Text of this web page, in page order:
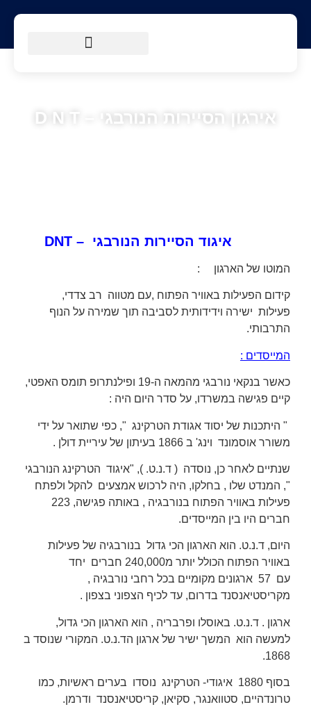
אירגון הסיירות הנורבגי – D N T
איגוד הסיירות הנורבגי – DNT
המוטו של הארגון :
קידום הפעילות באוויר הפתוח ,עם מטווה רב צדדי,
פעילות ישירה וידידותית לסביבה תוך שמירה על הנוף
התרבותי.
המייסדים :
כאשר בנקאי נורבגי מהמאה ה-19 ופילנתרופ תומס האפטי,
קיים פגישה במשרדו, על סדר היום היה :
" היתכנות של יסוד אגודת הטרקינג ", כפי שתואר על ידי
משורר אוסמונד וינג' ב 1866 בעיתון של עיריית דולן .
שנתיים לאחר כן, נוסדה ( ד.נ.ט. ), "איגוד הטרקינג הנורבגי
", המנדט שלו , בחלקו, היה לרכוש אמצעים להקל ולפתח
פעילות באוויר הפתוח בנורבגיה , באותה פגישה, 223
חברים היו בין המייסדים.
היום, ד.נ.ט. הוא הארגון הכי גדול בנורבגיה של פעילות
באוויר הפתוח הכולל יותר מ240,000 חברים יחד
עם 57 ארגונים מקומיים בכל רחבי נורבגיה ,
מקריסטיאנסנד בדרום, עד לכיף הצפוני בצפון .
ארגון . ד.נ.ט. באוסלו ופרבריה , הוא הארגון הכי גדול,
למעשה הוא המשך ישיר של ארגון הד.נ.ט. המקורי שנוסד ב
1868.
בסוף 1880 איגודי- הטרקינג נוסדו בערים ראשיות, כמו
טרונדהיים, סטוואנגר, סקיאן, קריסטיאנסנד ודרמן.